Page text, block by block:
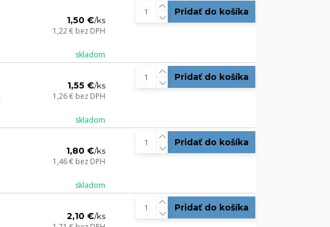
1,50 €/ks
1,22 € bez DPH
skladom
Pridať do košíka
1,55 €/ks
1,26 € bez DPH
skladom
Pridať do košíka
1,80 €/ks
1,46 € bez DPH
skladom
Pridať do košíka
2,10 €/ks
Pridať do košíka